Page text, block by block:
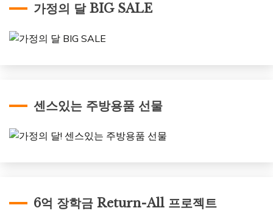
가정의 달 BIG SALE
센스있는 주방용품 선물
6억 장학금 Return-All 프로젝트